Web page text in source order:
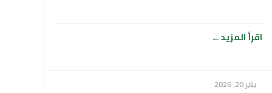
اقرأ المزيد
يناير 20, 2026